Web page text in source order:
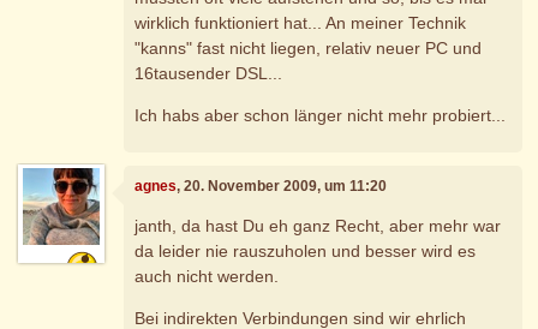
wirklich funktioniert hat... An meiner Technik
"kanns" fast nicht liegen, relativ neuer PC und
16tausender DSL...
Ich habs aber schon länger nicht mehr probiert...
agnes, 20. November 2009, um 11:20
janth, da hast Du eh ganz Recht, aber mehr war
da leider nie rauszuholen und besser wird es
auch nicht werden.
Bei indirekten Verbindungen sind wir ehrlich